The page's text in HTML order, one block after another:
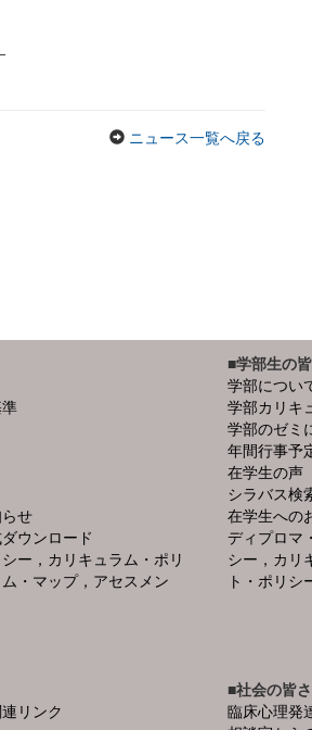
ニュース一覧へ戻る
せ
ウンロード
ー，カリキュラム・ポリ
・マップ，アセスメン
■学部生の
学部につい
学部カリキ
学部のゼミ
年間行事予
在学生の声
シラバス検
在学生への
ディプロマ
シー，カリ
ト・ポリシ
リンク
■社会の皆
臨床心理発